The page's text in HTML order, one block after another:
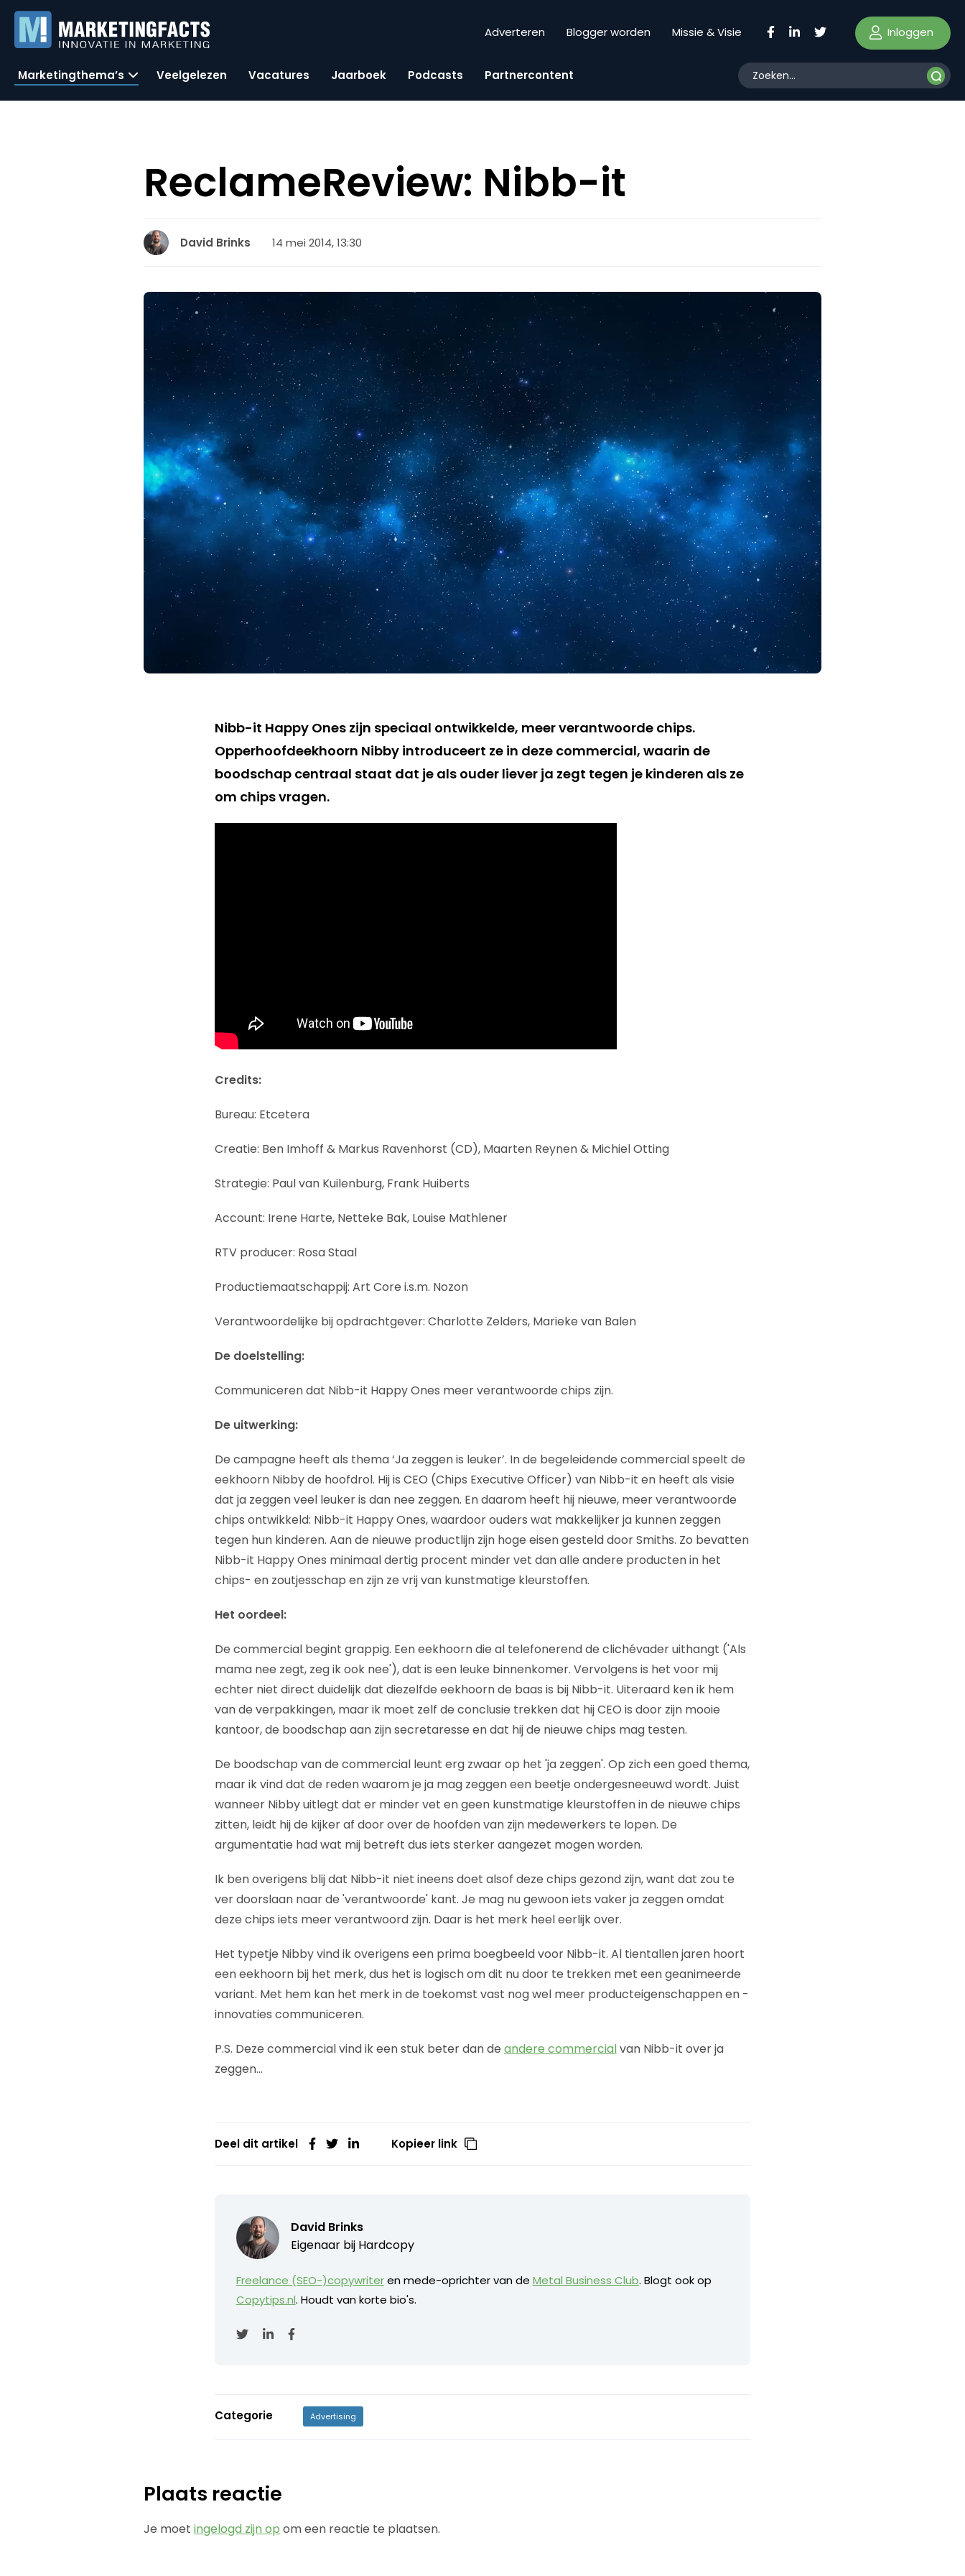
Adverteren Blogger worden Missie & Visie Inloggen
Marketingthema’s Veelgelezen Vacatures Jaarboek Podcasts Partnercontent
ReclameReview: Nibb-it
David Brinks 14 mei 2014, 13:30
Nibb-it Happy Ones zijn speciaal ontwikkelde, meer verantwoorde chips.
Opperhoofdeekhoorn Nibby introduceert ze in deze commercial, waarin de
boodschap centraal staat dat je als ouder liever ja zegt tegen je kinderen als ze
om chips vragen.
Credits:
Bureau: Etcetera
Creatie: Ben Imhoff & Markus Ravenhorst (CD), Maarten Reynen & Michiel Otting
Strategie: Paul van Kuilenburg, Frank Huiberts
Account: Irene Harte, Netteke Bak, Louise Mathlener
RTV producer: Rosa Staal
Productiemaatschappij: Art Core i.s.m. Nozon
Verantwoordelijke bij opdrachtgever: Charlotte Zelders, Marieke van Balen
De doelstelling:
Communiceren dat Nibb-it Happy Ones meer verantwoorde chips zijn.
De uitwerking:
De campagne heeft als thema ‘Ja zeggen is leuker’. In de begeleidende commercial speelt de
eekhoorn Nibby de hoofdrol. Hij is CEO (Chips Executive Officer) van Nibb-it en heeft als visie
dat ja zeggen veel leuker is dan nee zeggen. En daarom heeft hij nieuwe, meer verantwoorde
chips ontwikkeld: Nibb-it Happy Ones, waardoor ouders wat makkelijker ja kunnen zeggen
tegen hun kinderen. Aan de nieuwe productlijn zijn hoge eisen gesteld door Smiths. Zo bevatten
Nibb-it Happy Ones minimaal dertig procent minder vet dan alle andere producten in het
chips- en zoutjesschap en zijn ze vrij van kunstmatige kleurstoffen.
Het oordeel:
De commercial begint grappig. Een eekhoorn die al telefonerend de clichévader uithangt ('Als
mama nee zegt, zeg ik ook nee'), dat is een leuke binnenkomer. Vervolgens is het voor mij
echter niet direct duidelijk dat diezelfde eekhoorn de baas is bij Nibb-it. Uiteraard ken ik hem
van de verpakkingen, maar ik moet zelf de conclusie trekken dat hij CEO is door zijn mooie
kantoor, de boodschap aan zijn secretaresse en dat hij de nieuwe chips mag testen.
De boodschap van de commercial leunt erg zwaar op het 'ja zeggen'. Op zich een goed thema,
maar ik vind dat de reden waarom je ja mag zeggen een beetje ondergesneeuwd wordt. Juist
wanneer Nibby uitlegt dat er minder vet en geen kunstmatige kleurstoffen in de nieuwe chips
zitten, leidt hij de kijker af door over de hoofden van zijn medewerkers te lopen. De
argumentatie had wat mij betreft dus iets sterker aangezet mogen worden.
Ik ben overigens blij dat Nibb-it niet ineens doet alsof deze chips gezond zijn, want dat zou te
ver doorslaan naar de 'verantwoorde' kant. Je mag nu gewoon iets vaker ja zeggen omdat
deze chips iets meer verantwoord zijn. Daar is het merk heel eerlijk over.
Het typetje Nibby vind ik overigens een prima boegbeeld voor Nibb-it. Al tientallen jaren hoort
een eekhoorn bij het merk, dus het is logisch om dit nu door te trekken met een geanimeerde
variant. Met hem kan het merk in de toekomst vast nog wel meer producteigenschappen en -
innovaties communiceren.
P.S. Deze commercial vind ik een stuk beter dan de andere commercialvan Nibb-it over ja
zeggen…
Deel dit artikel Kopieer link
David Brinks
Eigenaar bij Hardcopy
Freelance (SEO-)copywriteren mede-oprichter van de Metal Business Club. Blogt ook op
Copytips.nl. Houdt van korte bio's.
Categorie Advertising
Plaats reactie
Je moetingelogd zijn op om een reactie te plaatsen.